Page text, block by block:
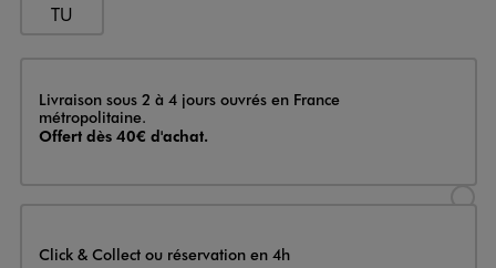
TU
Livraison
Livraison sous 2 à 4 jours ouvrés en France
métropolitaine.
Offert dès 40€ d'achat.
Click & Collect ou réservation en 4h